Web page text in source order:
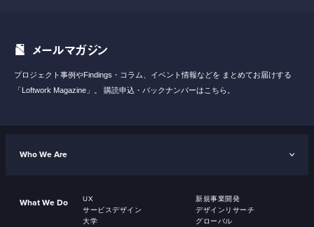
メールマガジン
プロジェクト事例やFindings・コラム、イベント情報などを まとめてお届けする
「Loftwork Magazine」。
購読申込・バックナンバーはこちら。
Who We Are
What We Do UX
新規事業開発
サービスデザイン
デザインリサーチ
大学
グローバル